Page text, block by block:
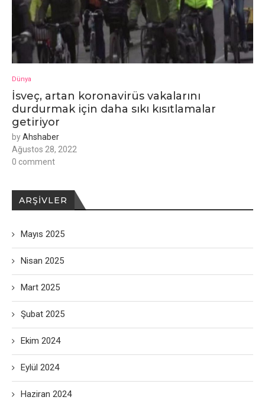
Dünya
İsveç, artan koronavirüs vakalarını
durdurmak için daha sıkı kısıtlamalar
getiriyor
byAhshaber
Ağustos 28, 2022
0 comment
ARŞIVLER
Mayıs 2025
Nisan 2025
Mart 2025
Şubat 2025
Ekim 2024
Eylül 2024
Haziran 2024